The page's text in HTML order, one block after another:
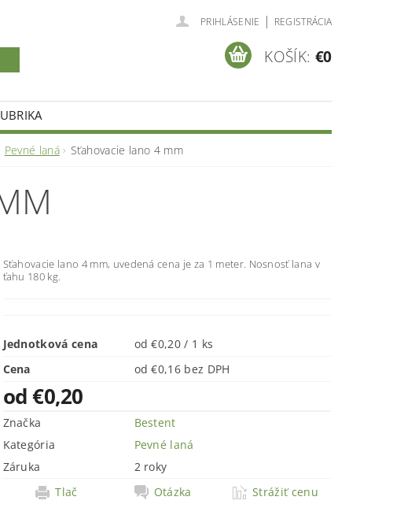
PRIHLÁSENIE | REGISTRÁCIA
KOŠÍK: €0
Pevné laná Sťahovacie lano 4 mm
Sťahovacie lano 4 mm, uvedená cena je za 1 meter. Nosnosť lana v
ťahu 180 kg.
Jednotková cena
od €0,20 / 1 ks
Cena
od €0,16 bez DPH
od €0,20
Značka
Bestent
Kategória
Pevné laná
Záruka
2 roky
Tlač
Otázka Strážiť cenu